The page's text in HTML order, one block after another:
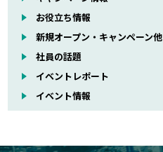
お役立ち情報
新規オープン・キャンペーン他
社員の話題
イベントレポート
イベント情報